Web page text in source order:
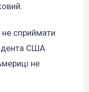
сприймати
США
не